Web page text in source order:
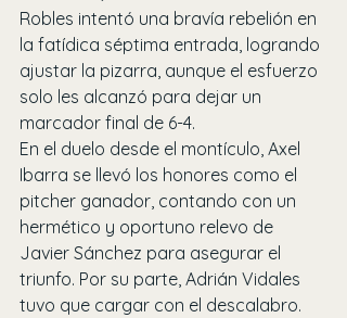
Robles intentó una bravía rebelión en
la fatídica séptima entrada, logrando
ajustar la pizarra, aunque el esfuerzo
solo les alcanzó para dejar un
marcador final de 6-4.
En el duelo desde el montículo, Axel
Ibarra se llevó los honores como el
pitcher ganador, contando con un
hermético y oportuno relevo de
Javier Sánchez para asegurar el
triunfo. Por su parte, Adrián Vidales
tuvo que cargar con el descalabro.